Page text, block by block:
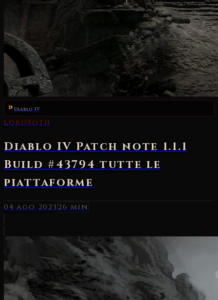
Diablo IV
LordSoth
Diablo IV Patch note 1.1.1
Build #43794 tutte le
piattaforme
04 ago 202326 min